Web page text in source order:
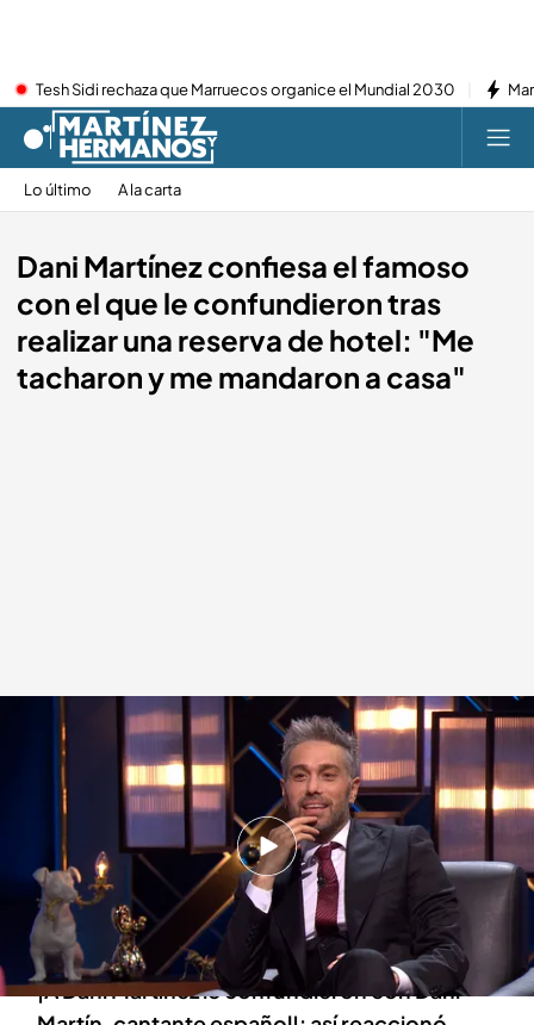
Tesh Sidi rechaza que Marruecos organice el Mundial 2030
Lo último A la carta
Dani Martínez confiesa el famoso
con el que le confundieron tras
realizar una reserva de hotel: "Me
tacharon y me mandaron a casa"
Dani Martínez en 'Martínez y Hermanos'
Martínez y Hermanos
03 JUN 2024 - 23:23h.
Dani Martínez afronta el último programa de
'Martínez y Hermanos': su anécdota que no ha
dejado indiferente a nadie
¡A Dani Martínez le confundieron con Dani